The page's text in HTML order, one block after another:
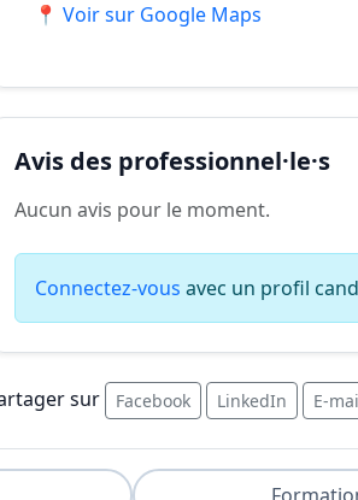
📍 Voir sur Google Maps
Avis des professionnel·le·s
Aucun avis pour le moment.
Connectez-vous avec un profil
sur Facebook LinkedIn E-